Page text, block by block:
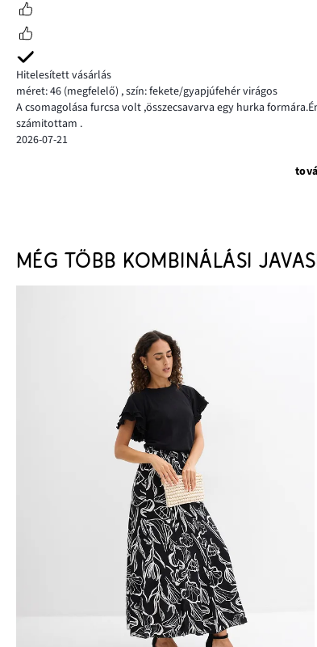
Hitelesített vásárlás
méret: 46 (megfelelő) ,szín: fekete/gyapjúfehér virágos
A csomagolása furcsa volt ,összecsavarva egy hurka
számitottam .
2026-07-21
MÉG TÖBB KOMBINÁLÁSI